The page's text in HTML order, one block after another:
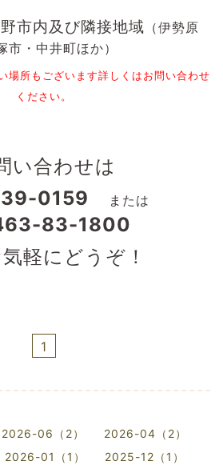
市内及び隣接地域 （伊勢原
市・中井町ほか）
場所もございます詳しくはお問い合わせ
ください。
い合わせは
0159
または
83-1800
軽にどうぞ！
1
2026-06（2）
2026-04（2）
2026-01（1）
2025-12（1）